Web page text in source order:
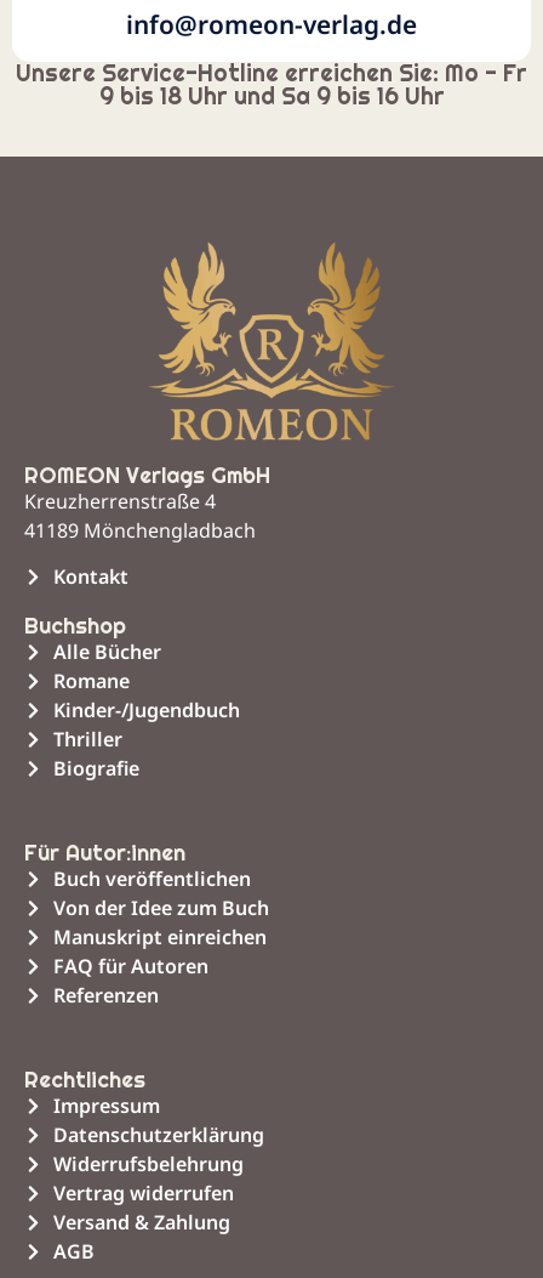
info@romeon-verlag.de
Unsere Service-Hotline erreichen Sie: Mo - Fr
9 bis 18 Uhr und Sa 9 bis 16 Uhr
ROMEON Verlags GmbH
Kreuzherrenstraße 4
41189 Mönchengladbach
Kontakt
Buchshop
Alle Bücher
Romane
Kinder-/Jugendbuch
Thriller
Biografie
Für Autor:innen
Buch veröffentlichen
Von der Idee zum Buch
Manuskript einreichen
FAQ für Autoren
Referenzen
Rechtliches
Impressum
Datenschutzerklärung
Widerrufsbelehrung
Vertrag widerrufen
Versand & Zahlung
AGB